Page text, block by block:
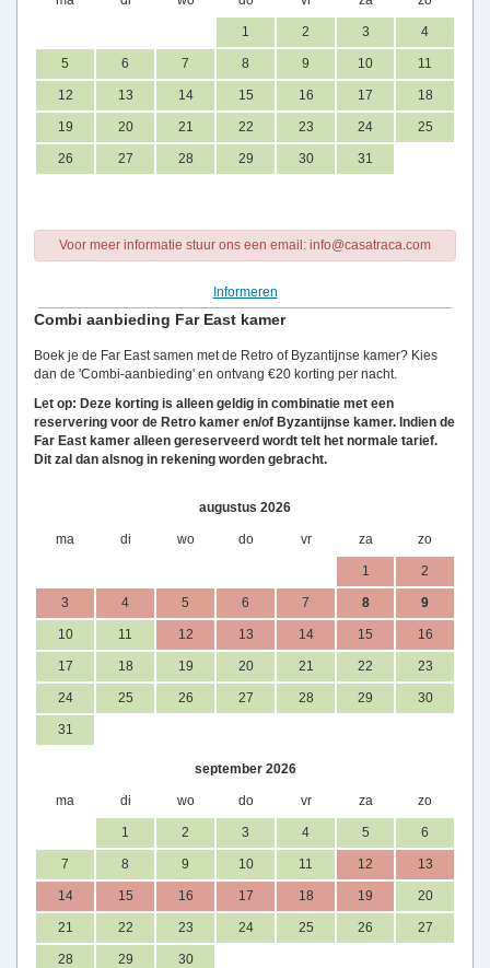
1 2 3 4
5 6 7 8 9 10 11
12 13 14 15 16 17 18
19 20 21 22 23 24 25
26 27 28 29 30 31
Voor meer informatie stuur ons een email: info@casatraca.com
Informeren
Combi aanbieding Far East kamer
Boek je de Far East samen met de Retro of Byzantijnse kamer? Kies
dan de 'Combi-aanbieding' en ontvang €20 korting per nacht.
Let op: Deze korting is alleen geldig in combinatie met een
reservering voor de Retro kamer en/of Byzantijnse kamer. Indien de
Far East kamer alleen gereserveerd wordt telt het normale tarief.
Dit zal dan alsnog in rekening worden gebracht.
augustus 2026
ma di wo do vr za zo
1 2
3 4 5 6 7 8 9
10 11 12 13 14 15 16
17 18 19 20 21 22 23
24 25 26 27 28 29 30
31
september 2026
ma di wo do vr za zo
1 2 3 4 5 6
7 8 9 10 11 12 13
14 15 16 17 18 19 20
21 22 23 24 25 26 27
28 29 30